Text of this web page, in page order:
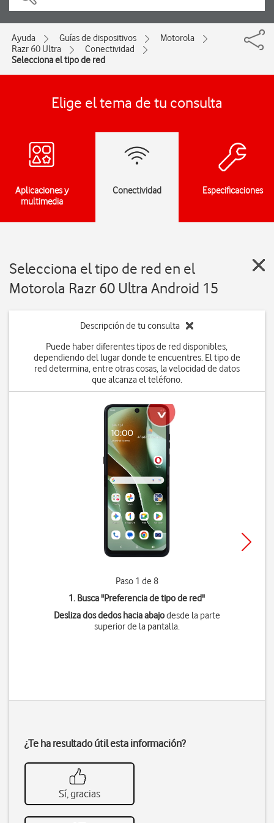
Ayuda Guías de dispositivos
Motorola
Razr 60 Ultra
Conectividad
Selecciona el tipo de red
Elige el tema de tu consulta
Aplicaciones y
multimedia
Conectividad Especificaciones
Selecciona el tipo de red en el
Motorola Razr 60 Ultra Android 15
Descripción de tu consulta
Puede haber diferentes tipos de red disponibles,
dependiendo del lugar donde te encuentres. El tipo de
red determina, entre otras cosas, la velocidad de datos
que alcanza el teléfono.
Paso 1 de 8
1. Busca "Preferencia de tipo de red"
Desliza dos dedos hacia abajodesde la parte
superior de la pantalla.
¿Te ha resultado útil esta información?
Sí, gracias